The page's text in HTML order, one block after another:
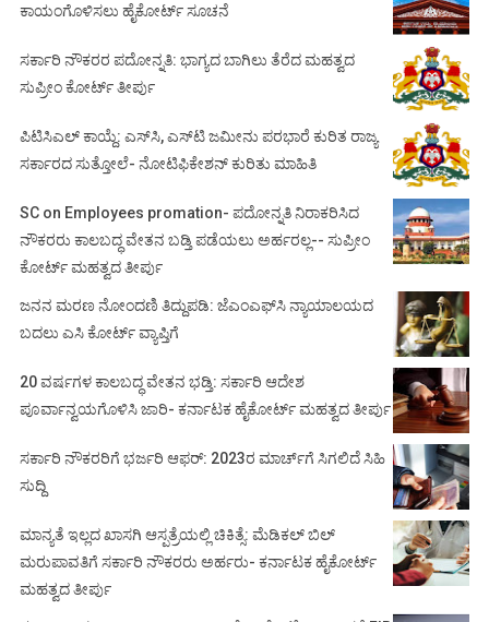
ಕಾಯಂಗೊಳಿಸಲು ಹೈಕೋರ್ಟ್ ಸೂಚನೆ
ಸರ್ಕಾರಿ ನೌಕರರ ಪದೋನ್ನತಿ: ಭಾಗ್ಯದ ಬಾಗಿಲು ತೆರೆದ ಮಹತ್ವದ
ಸುಪ್ರೀಂ ಕೋರ್ಟ್ ತೀರ್ಪು
ಪಿಟಿಸಿಎಲ್ ಕಾಯ್ದೆ: ಎಸ್‌ಸಿ, ಎಸ್‌ಟಿ ಜಮೀನು ಪರಭಾರೆ ಕುರಿತ ರಾಜ್ಯ
ಸರ್ಕಾರದ ಸುತ್ತೋಲೆ- ನೋಟಿಫಿಕೇಶನ್‌ ಕುರಿತು ಮಾಹಿತಿ
SC on Employees promation- ಪದೋನ್ನತಿ ನಿರಾಕರಿಸಿದ
ನೌಕರರು ಕಾಲಬದ್ಧ ವೇತನ ಬಡ್ತಿ ಪಡೆಯಲು ಅರ್ಹರಲ್ಲ-- ಸುಪ್ರೀಂ
ಕೋರ್ಟ್ ಮಹತ್ವದ ತೀರ್ಪು
ಜನನ ಮರಣ ನೋಂದಣಿ ತಿದ್ದುಪಡಿ: ಜೆಎಂಎಫ್‌ಸಿ ನ್ಯಾಯಾಲಯದ
ಬದಲು ಎಸಿ ಕೋರ್ಟ್‌ ವ್ಯಾಪ್ತಿಗೆ
20 ವರ್ಷಗಳ ಕಾಲಬದ್ಧ ವೇತನ ಭಡ್ತಿ: ಸರ್ಕಾರಿ ಆದೇಶ
ಪೂರ್ವಾನ್ವಯಗೊಳಿಸಿ ಜಾರಿ- ಕರ್ನಾಟಕ ಹೈಕೋರ್ಟ್ ಮಹತ್ವದ ತೀರ್ಪು
ಸರ್ಕಾರಿ ನೌಕರರಿಗೆ ಭರ್ಜರಿ ಆಫರ್: 2023ರ ಮಾರ್ಚ್‌ಗೆ ಸಿಗಲಿದೆ ಸಿಹಿ
ಸುದ್ದಿ
ಮಾನ್ಯತೆ ಇಲ್ಲದ ಖಾಸಗಿ ಆಸ್ಪತ್ರೆಯಲ್ಲಿ ಚಿಕಿತ್ಸೆ: ಮೆಡಿಕಲ್ ಬಿಲ್
ಮರುಪಾವತಿಗೆ ಸರ್ಕಾರಿ ನೌಕರರು ಅರ್ಹರು- ಕರ್ನಾಟಕ ಹೈಕೋರ್ಟ್
ಮಹತ್ವದ ತೀರ್ಪು